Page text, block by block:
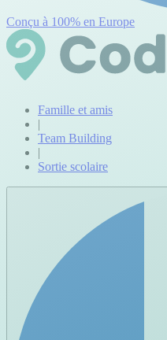
Conçu à 100% en Europe
Famille et amis
|
Team Building
|
Sortie scolaire